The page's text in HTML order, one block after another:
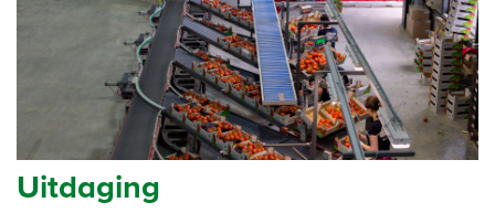
Uitdaging